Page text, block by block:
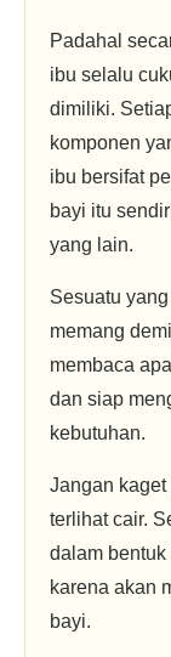
Padahal
ibu selalu
dimiliki.
komponen
ibu bersifat
bayi itu
yang lain.
Sesuatu
memang
membaca
dan siap
kebutuhan.
Jangan
terlihat cair.
dalam
karena akan
bayi.